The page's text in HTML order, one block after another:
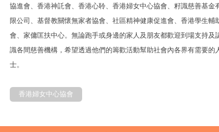
協進會、香港神託會、香港心聆、香港婦女中心協會、籽識慈善基金
限公司、基督教關懷無家者協會、社區精神健康促進會、香港學生輔
會、家傭匡扶中心。無論跑手或身邊的家人及朋友都歡迎到場支持及
識各間慈善機構，希望透過他們的籌歡活動幫助社會內各界有需要的
士。
香港婦女中心協會